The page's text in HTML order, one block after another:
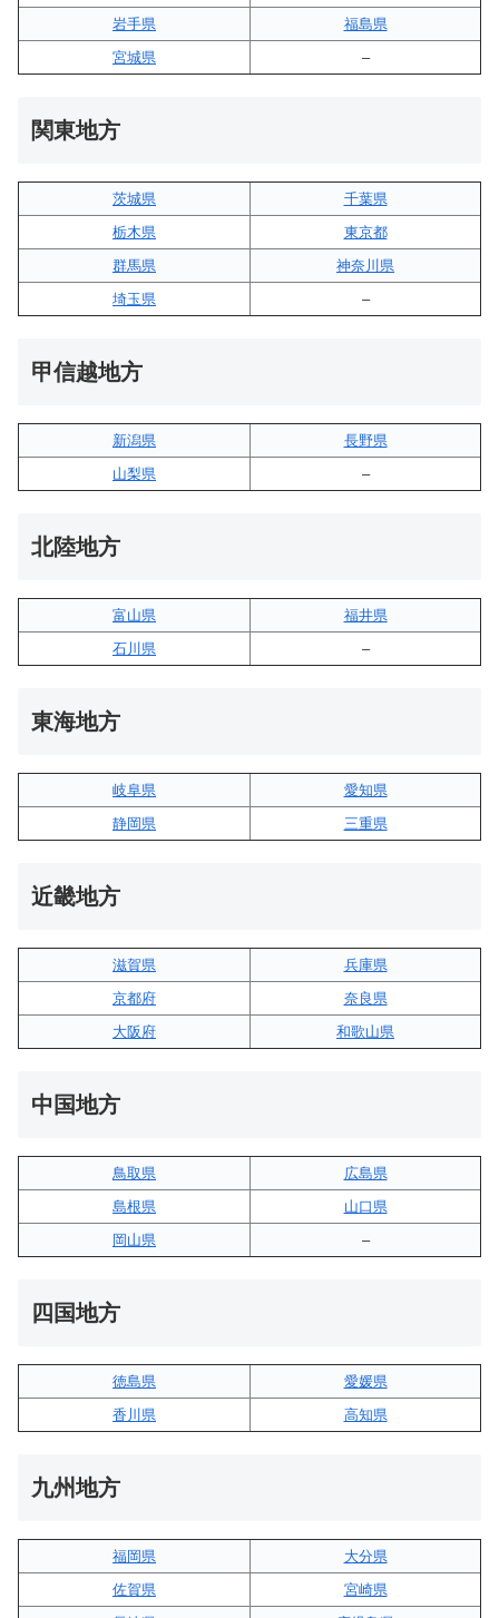
岩手県
福島県
宮城県
–
関東地方
茨城県
千葉県
栃木県
東京都
群馬県
神奈川県
埼玉県
–
甲信越地方
新潟県
長野県
山梨県
–
北陸地方
富山県
福井県
石川県
–
東海地方
岐阜県
愛知県
静岡県
三重県
近畿地方
滋賀県
兵庫県
京都府
奈良県
大阪府
和歌山県
中国地方
鳥取県
広島県
島根県
山口県
岡山県
–
四国地方
徳島県
愛媛県
香川県
高知県
九州地方
福岡県
大分県
佐賀県
宮崎県